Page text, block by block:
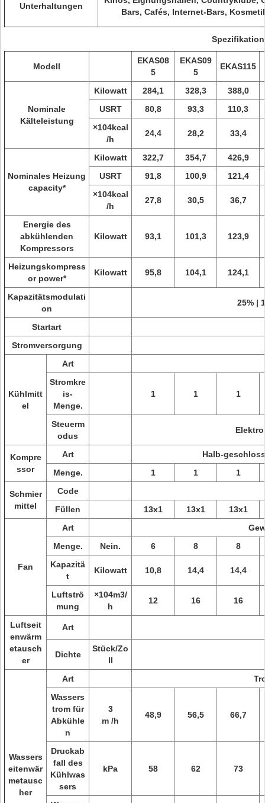
Unterhaltungen
Bars, Cafés, Internet-Bars,
Spezifikation
Modell
EKAS08
5
EKAS09
5
EKAS115
Nominale
Kälteleistung
Kilowatt 284,1 328,3
388,0
USRT
80,8 93,3
110,3
×104kcal
/h
24,4 28,2 33,4
Nominales Heizung
capacity*
Kilowatt 322,7 354,7
426,9
USRT
91,8 100,9
121,4
×104kcal
/h
27,8 30,5 36,7
Energie des
abkühlenden
Kompressors
Kilowatt 93,1 101,3 123,9
Heizungskompress
or power*
Kilowatt 95,8 104,1 124,1
Kapazitätsmodulati
on
25% |
Startart
Stromversorgung
Kühlmitt
el
Art
Stromkre
is-
Menge.
1 1 1
Steuerm
odus
Kompre
ssor
Art
Halb-
Menge.
1 1 1
Schmier
mittel
Code
Füllen
13x1 13x1 13x1
Fan
Art
Menge.
Nein. 6 8
8
Kapazitä
t
Kilowatt 10,8 14,4 14,4
Luftströ
mung
×104m3/
h
12 16 16
Luftseit
enwärm
etausch
er
Art
Dichte
Stück/Zo
ll
Wassers
eitenwär
metausc
her
Art
Wassers
trom für
Abkühle
n
3
m /h
48,9 56,5 66,7
Druckab
fall des
Kühlwas
sers
kPa 58 62 73